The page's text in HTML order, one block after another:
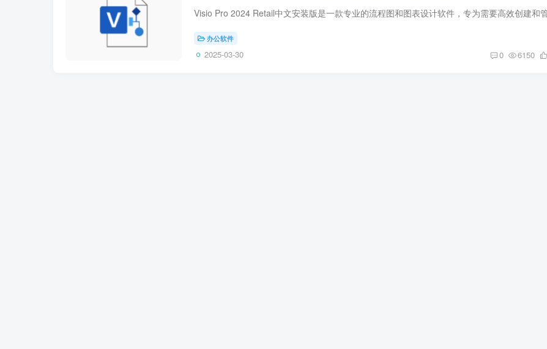
办公软件
2025-03-30 0 6150